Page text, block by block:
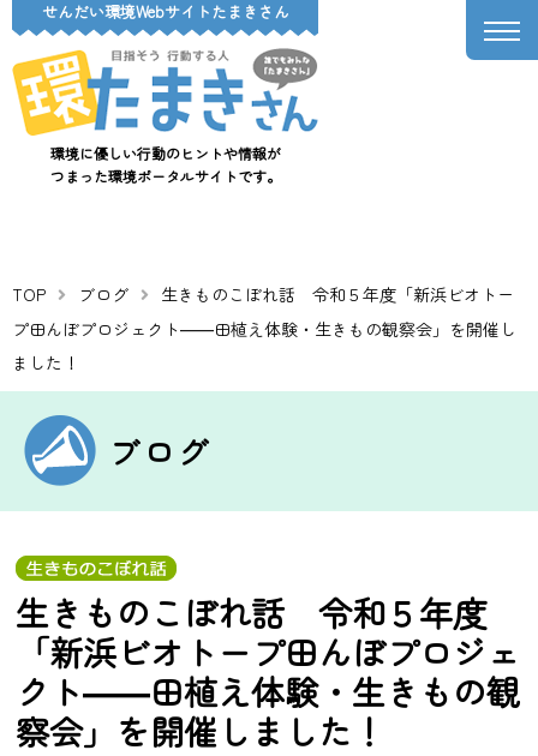
せんだい環境Webサイトたまきさん
環境に優しい行動のヒントや情報が
つまった環境ポータルサイトです。
TOP ブログ
生きものこぼれ話 令和５年度「新浜ビオトー
プ田んぼプロジェクト――田植え体験・生きもの観察会」を開催し
ました！
ブログ
生きものこぼれ話 令和５年度
「新浜ビオトープ田んぼプロジェ
クト――田植え体験・生きもの観
察会」を開催しました！